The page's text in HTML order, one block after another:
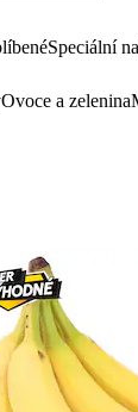
Speciální
Ovoce a zelenina